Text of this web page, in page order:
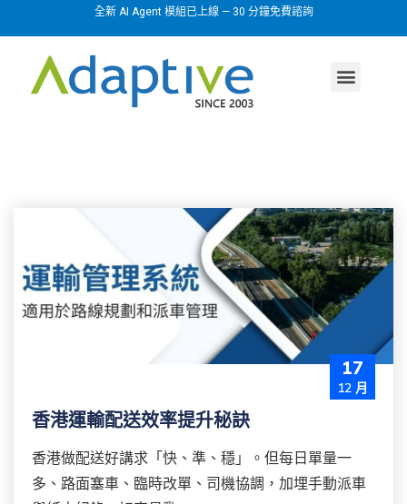
全新 AI Agent 模組已上線 — 30 分鐘免費諮詢
17
12 月
香港運輸配送效率提升秘訣
香港做配送好講求「快、準、穩」。但每日單量一
多、路面塞車、臨時改單、司機協調，加埋手動派車